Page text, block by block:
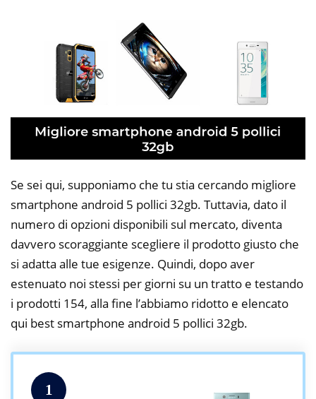
Se sei qui, supponiamo che tu stia cercando migliore
smartphone android 5 pollici 32gb. Tuttavia, dato il
numero di opzioni disponibili sul mercato, diventa
davvero scoraggiante scegliere il prodotto giusto che
si adatta alle tue esigenze. Quindi, dopo aver
estenuato noi stessi per giorni su un tratto e testando
i prodotti 154, alla fine l’abbiamo ridotto e elencato
qui best smartphone android 5 pollici 32gb.
1